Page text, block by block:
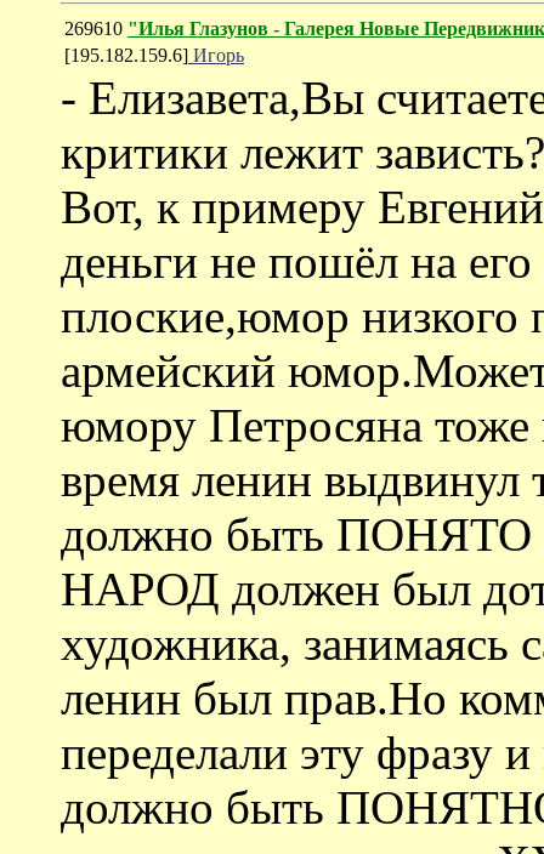
269610 "Илья Глазунов - Галерея Новые
[195.182.159.6] Игорь
- Елизавета,Вы
критики лежит
Вот, к примеру
деньги не пошёл на
плоские,юмор низкого
армейский
юмору Петросяна тоже
время ленин выдвинул
должно быть ПОНЯТО
НАРОД должен был
художника, занимаясь
ленин был прав.Но
переделали эту фразу
должно быть ПОНЯТНО